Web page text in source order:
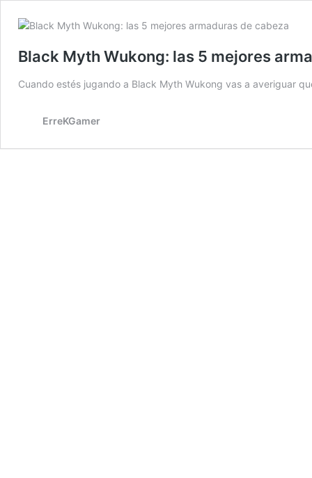
Black Myth Wukong: las 5 mejores
Cuando estés jugando a Black Myth Wukong vas a averiguar
ErreKGamer